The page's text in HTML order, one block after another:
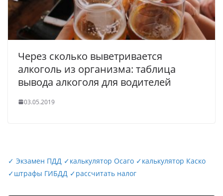
Через сколько выветривается
алкоголь из организма: таблица
вывода алкоголя для водителей
03.05.2019
✓ Экзамен ПДД ✓калькулятор Осаго ✓калькулятор Каско
✓штрафы ГИБДД ✓рассчитать налог